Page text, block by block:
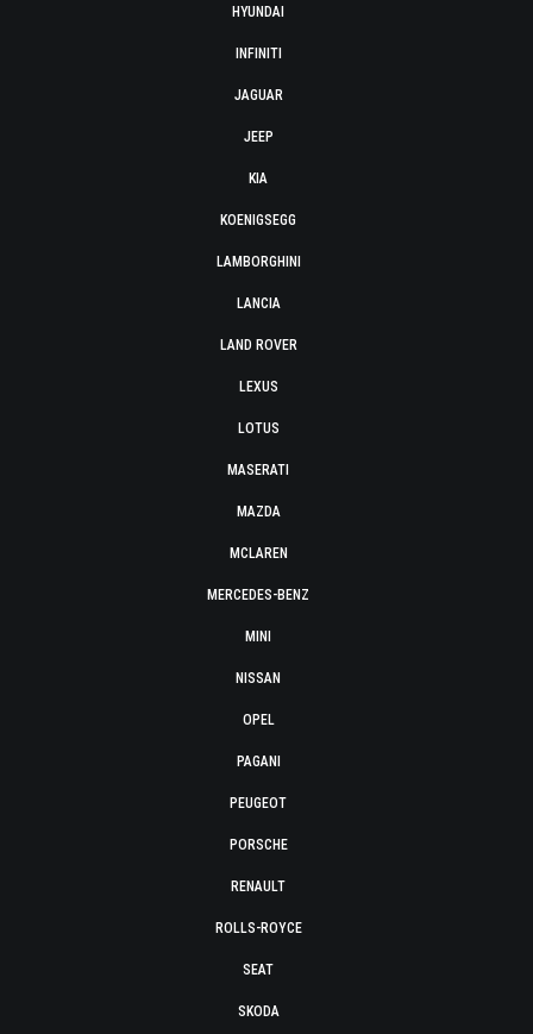
HYUNDAI
INFINITI
JAGUAR
JEEP
KIA
KOENIGSEGG
LAMBORGHINI
LANCIA
LAND ROVER
LEXUS
LOTUS
MASERATI
MAZDA
MCLAREN
MERCEDES-BENZ
MINI
NISSAN
OPEL
PAGANI
PEUGEOT
PORSCHE
RENAULT
ROLLS-ROYCE
SEAT
SKODA